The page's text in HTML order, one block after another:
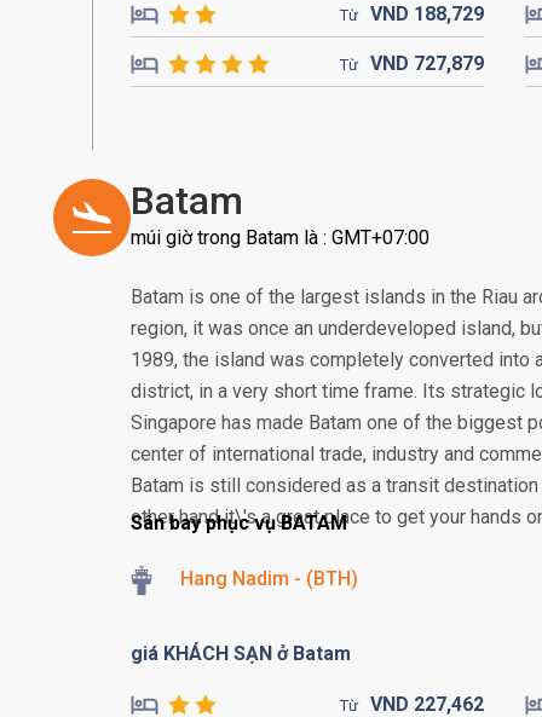
Từ VND 188,729
Từ VND 727,879
Batam
múi giờ trong Batam là : GMT+07:00
Batam is one of the largest islands in the Riau
region, it was once an underdeveloped island,
1989, the island was completely converted into
district, in a very short time frame. Its strategic
Singapore has made Batam one of the biggest
center of international trade, industry and
Batam is still considered as a transit
other hand it\'s a great place to get your hands
Sân bay phục vụ BATAM
Hang Nadim - (BTH)
giá KHÁCH SẠN ở Batam
Từ VND 227,462